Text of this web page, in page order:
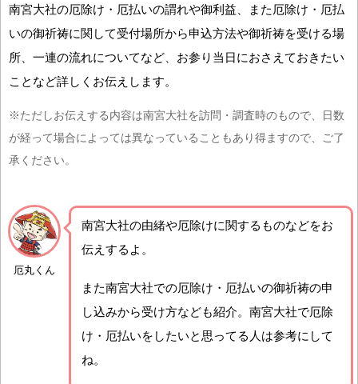
南宮大社の厄除け・厄払いの謂れや御利益、また厄除け・厄払
いの御祈祷に関して受付場所から申込方法や御祈祷を受ける場
所、一連の流れについてなど、お参り当日におさえておきたい
ことなど詳しくお伝えします。
※ただしお伝えする内容は南宮大社を訪問・調査時のもので、日数
が経って場合によっては異なっていることもあり得ますので、ご了
承ください。
厄丸くん
南宮大社の由緒や厄除けに関するものなどをお
伝えするよ。
また南宮大社での厄除け・厄払いの御祈祷の申
し込みから受け方なども紹介。南宮大社で厄除
け・厄払いをしたいと思ってる人は参考にして
ね。